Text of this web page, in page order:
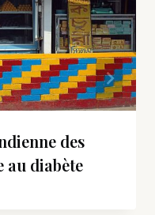
des
au diabète